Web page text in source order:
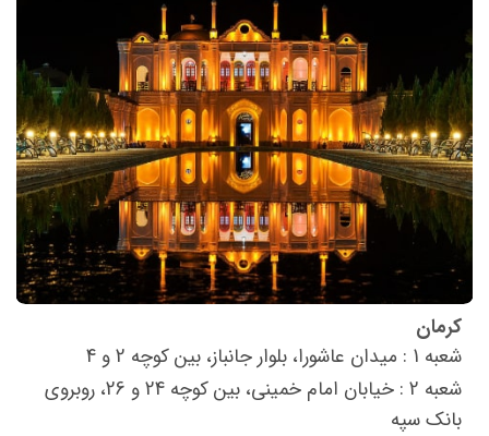
کرمان
شعبه 1 : میدان عاشورا، بلوار جانباز، بین کوچه 2 و 4
شعبه 2 : خیابان امام خمینی، بین کوچه 24 و 26، روبروی
بانک سپه